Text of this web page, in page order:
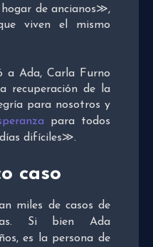
de ancianos≫,
viven el mismo
a Ada, Carla Furno
recuperación de la
para nosotros y
para todos
difíciles≫.
caso
miles de casos de
Si bien Ada
es la persona de